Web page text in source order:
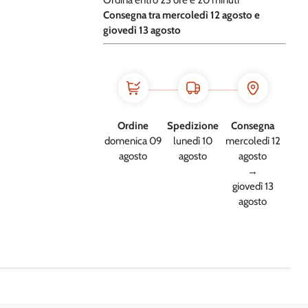
​Consegna tra mercoledì 12 agosto e
giovedì 13 agosto
Ordine
domenica 09
agosto
Spedizione
lunedì 10
agosto
Consegna
mercoledì 12
agosto
→
giovedì 13
agosto